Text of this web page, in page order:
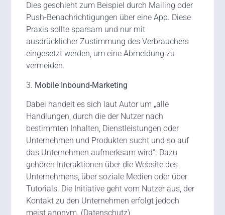
Dies geschieht zum Beispiel durch Mailing oder
Push-Benachrichtigungen über eine App. Diese
Praxis sollte sparsam und nur mit
ausdrücklicher Zustimmung des Verbrauchers
eingesetzt werden, um eine Abmeldung zu
vermeiden.
3. Mobile Inbound-Marketing
Dabei handelt es sich laut Autor um „alle
Handlungen, durch die der Nutzer nach
bestimmten Inhalten, Dienstleistungen oder
Unternehmen und Produkten sucht und so auf
das Unternehmen aufmerksam wird“. Dazu
gehören Interaktionen über die Website des
Unternehmens, über soziale Medien oder über
Tutorials. Die Initiative geht vom Nutzer aus, der
Kontakt zu den Unternehmen erfolgt jedoch
meist anonym. (Datenschutz)